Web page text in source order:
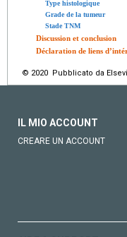
Type histologique
Grade de la tumeur
Stade TNM
Discussion et conclusion
Déclaration de liens
© 2020 Pubblicato da
IL MIO ACCOUNT
CREARE UN ACCOUNT